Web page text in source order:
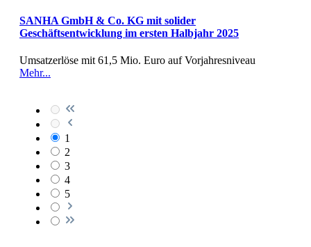
SANHA GmbH & Co. KG mit solider
Geschäftsentwicklung im ersten Halbjahr 2025
Umsatzerlöse mit 61,5 Mio. Euro auf Vorjahresniveau
Mehr...
1
2
3
4
5